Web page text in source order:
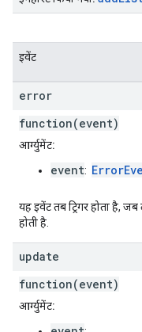
इवेंट
error
function(event)
आर्ग्युमेंट:
event:
यह इवेंट तब ट्रिगर होता है,
होती है.
update
function(event)
आर्ग्युमेंट: